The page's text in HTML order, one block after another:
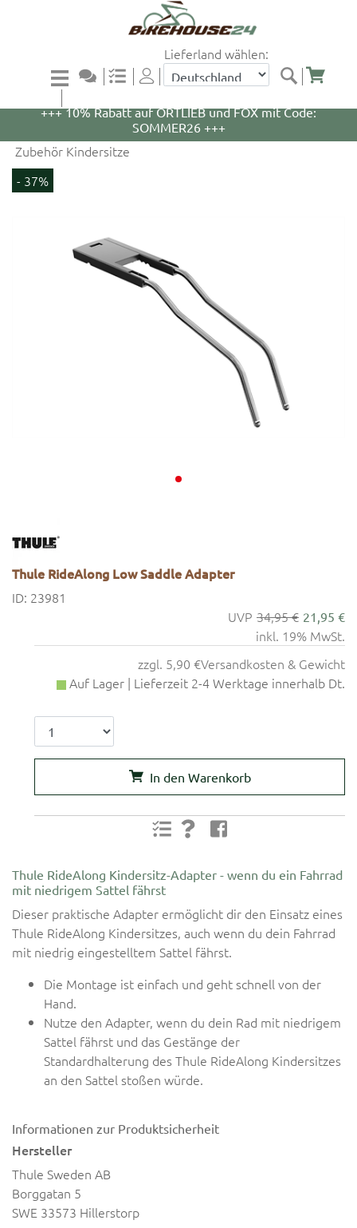
Lieferland wählen:
+++ 5% Rabatt auf WOOM Bikes und Zubehör mit
+++ 10% Rabatt auf ORTLIEB und FOX mit Code:
SOMMER26 +++
Zubehör Kindersitze
- 37%
Thule RideAlong Low Saddle Adapter
ID: 23981
34,95 € 21,95 €
inkl. 19% MwSt.
zzgl. 5,90 €Versandkosten & Gewicht
Auf Lager | Lieferzeit 2-4 Werktage innerhalb Dt.
In den Warenkorb
Thule RideAlong Kindersitz-Adapter - wenn du ein Fahrrad
mit niedrigem Sattel fährst
Dieser praktische Adapter ermöglicht dir den Einsatz eines
Thule RideAlong Kindersitzes, auch wenn du dein Fahrrad
mit niedrig eingestelltem Sattel fährst.
Die Montage ist einfach und geht schnell von der
Hand.
Nutze den Adapter, wenn du dein Rad mit niedrigem
Sattel fährst und das Gestänge der
Standardhalterung des Thule RideAlong Kindersitzes
an den Sattel stoßen würde.
Informationen zur Produktsicherheit
Hersteller
Thule Sweden AB
Borggatan 5
SWE 33573 Hillerstorp